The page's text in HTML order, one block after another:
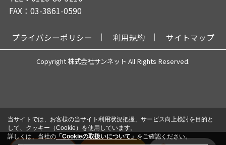
FAX：03-3861-0590
プライバシーポリシー 利用規約 サイトマップ
Copyright 株式会社サンネット All Rights Reserved.
当サイトでは、お客様の当サイト利用状況把握、サービス向上検討を目的と
して、クッキー（Cookie）を使用しています。
詳しくは、当社の「Cookieの取扱いについて」をご確認ください。